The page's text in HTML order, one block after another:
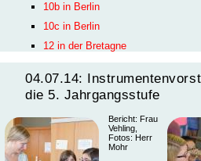
10b in Berlin
10c in Berlin
12 in der Bretagne
04.07.14:
die 5. Jahrgangsstufe
Bericht: Frau
Vehling,
Fotos: Herr
Mohr